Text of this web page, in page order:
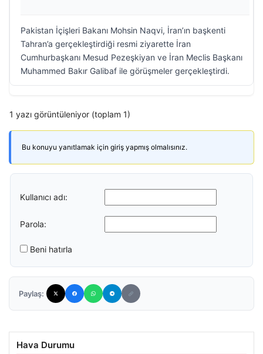
Pakistan İçişleri Bakanı Mohsin Naqvi, İran’ın başkenti
Tahran’a gerçekleştirdiği resmi ziyarette İran
Cumhurbaşkanı Mesud Pezeşkiyan ve İran Meclis Başkanı
Muhammed Bakır Galibaf ile görüşmeler gerçekleştirdi.
1 yazı görüntüleniyor (toplam 1)
Bu konuyu yanıtlamak için giriş yapmış olmalısınız.
Kullanıcı adı:
Parola:
Beni hatırla
Paylaş:
Hava Durumu